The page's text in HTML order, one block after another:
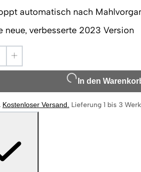
automatisch nach
neue, verbesserte 2023 Version
In den
Kostenloser Versand Lieferung 1 bis 3